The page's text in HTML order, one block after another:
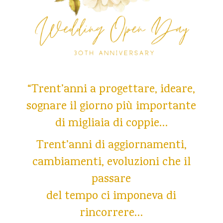
“Trent’anni a progettare, ideare,
sognare il giorno più importante
di migliaia di coppie…
Trent’anni di aggiornamenti,
cambiamenti, evoluzioni che il
passare
del tempo ci imponeva di
rincorrere…